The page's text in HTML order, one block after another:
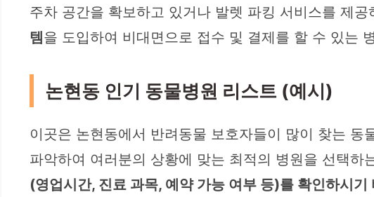
주차 공간을 확보하고 있거나 발렛 파킹 서비스를 제
템을 도입하여 비대면으로 접수 및 결제를 할 수 있는
논현동 인기 동물병원 리스트 (예시)
이곳은 논현동에서 반려동물 보호자들이 많이 찾는
파악하여 여러분의 상황에 맞는 최적의 병원을 선택하
(영업시간, 진료 과목, 예약 가능 여부 등)를 확인하시기